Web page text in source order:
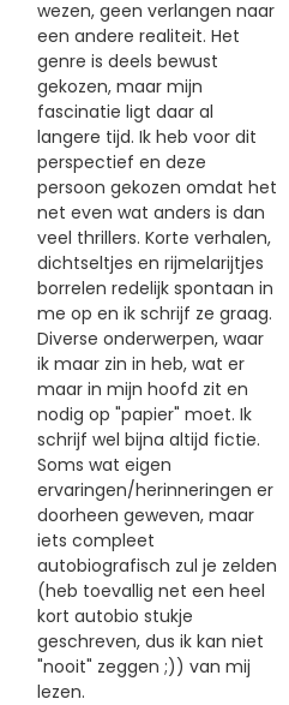
wezen, geen verlangen naar
een andere realiteit. Het
genre is deels bewust
gekozen, maar mijn
fascinatie ligt daar al
langere tijd. Ik heb voor dit
perspectief en deze
persoon gekozen omdat het
net even wat anders is dan
veel thrillers. Korte verhalen,
dichtseltjes en rijmelarijtjes
borrelen redelijk spontaan in
me op en ik schrijf ze graag.
Diverse onderwerpen, waar
ik maar zin in heb, wat er
maar in mijn hoofd zit en
nodig op "papier" moet. Ik
schrijf wel bijna altijd fictie.
Soms wat eigen
ervaringen/herinneringen er
doorheen geweven, maar
iets compleet
autobiografisch zul je zelden
(heb toevallig net een heel
kort autobio stukje
geschreven, dus ik kan niet
"nooit" zeggen ;)) van mij
lezen.